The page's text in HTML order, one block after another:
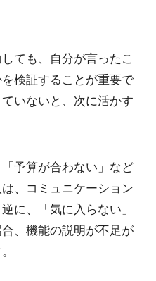
ても、自分が言ったこ
検証することが重要で
いないと、次に活かす
予算が合わない」など
、コミュニケーション
に、「気に入らない」
、機能の説明が不足が